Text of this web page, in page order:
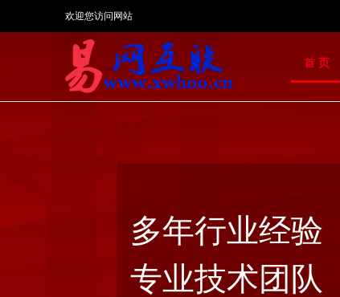
欢迎您访问网站
首 页
多年行业经验
专业技术团队